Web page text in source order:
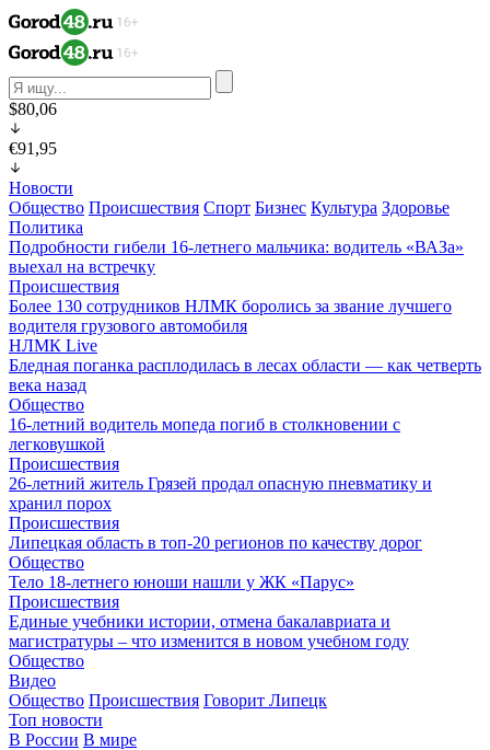
$80,06
€91,95
Новости
Общество Происшествия Спорт Бизнес Культура Здоровье
Политика
Подробности гибели 16-летнего мальчика: водитель «ВАЗа»
выехал на встречку
Происшествия
Более 130 сотрудников НЛМК боролись за звание лучшего
водителя грузового автомобиля
НЛМК Live
Бледная поганка расплодилась в лесах области — как четверть
века назад
Общество
16-летний водитель мопеда погиб в столкновении с
легковушкой
Происшествия
26-летний житель Грязей продал опасную пневматику и
хранил порох
Происшествия
Липецкая область в топ-20 регионов по качеству дорог
Общество
Тело 18-летнего юноши нашли у ЖК «Парус»
Происшествия
Единые учебники истории, отмена бакалавриата и
магистратуры – что изменится в новом учебном году
Общество
Видео
Общество Происшествия Говорит Липецк
Топ новости
В России В мире